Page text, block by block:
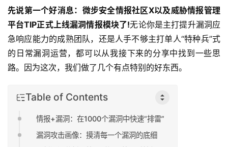
先说第一个好消息：微步安全情报社区X以及威胁情报管理
平台TIP正式上线漏洞情报模块了!无论你是主打提升漏洞应
急响应能力的成熟团队，还是人手不够主打单人“特种兵”式
的日常漏洞运营，都可以从我接下来的分享中找到一些思
路。因为这次，我们做了几个有点特别的好东西。
Table of Contents
情报+漏洞：在1000个漏洞中快速“排雷”
漏洞攻击画像：摸清每一个漏洞的底细